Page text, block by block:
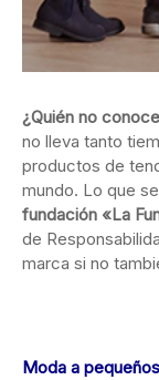
¿Quién no
no lleva tanto
productos de
mundo. Lo que
fundación «La
de
marca si no
Moda a